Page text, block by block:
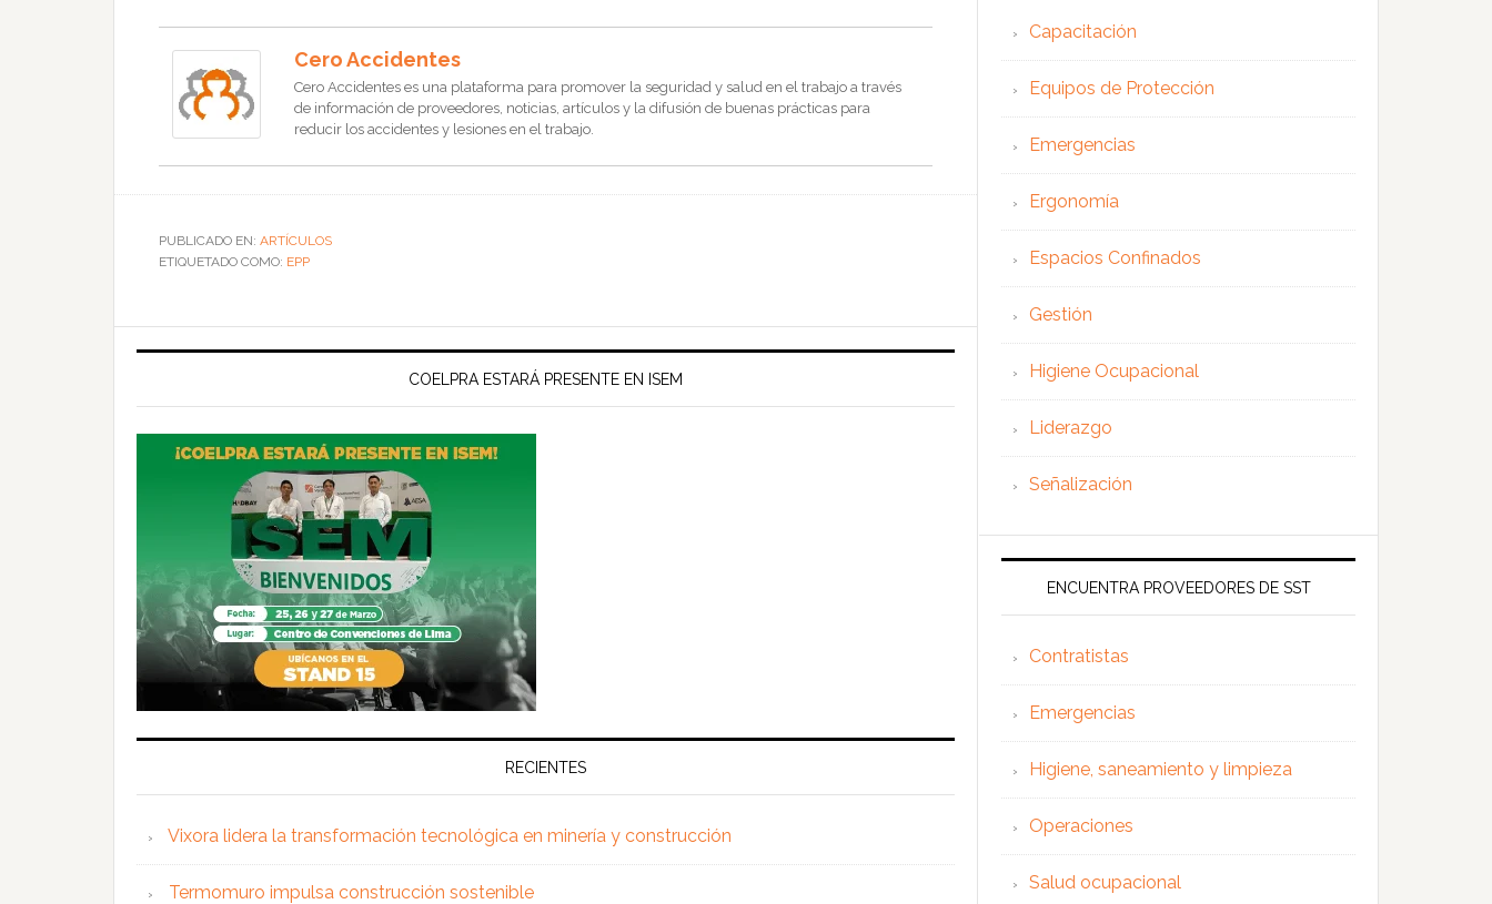
Cero Accidentes
Cero Accidentes es una plataforma para promover la seguridad y salud en el trabajo a través
de información de proveedores, noticias, artículos y la difusión de buenas prácticas para
reducir los accidentes y lesiones en el trabajo.
PUBLICADO EN: ARTÍCULOS
ETIQUETADO COMO: EPP
COELPRA ESTARÁ PRESENTE EN ISEM
RECIENTES
Vixora lidera la transformación tecnológica en minería y construcción
Termomuro impulsa construcción sostenible
Capacitación
Equipos de Protección
Emergencias
Ergonomía
Espacios Confinados
Gestión
Higiene Ocupacional
Liderazgo
Señalización
ENCUENTRA PROVEEDORES DE SST
Contratistas
Emergencias
Higiene, saneamiento y limpieza
Operaciones
Salud ocupacional